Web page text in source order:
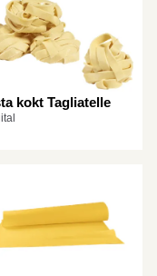
kokt Tagliatelle